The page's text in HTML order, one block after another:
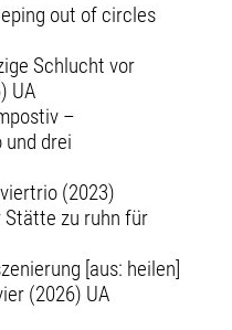
out of circles
Schlucht vor
UA
–
drei
(2023)
Stätte zu ruhn für
[aus: heilen]
(2026) UA